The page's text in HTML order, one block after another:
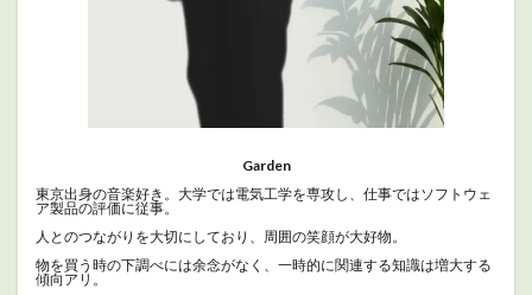
Garden
東京出身の音楽好き。大学では電気工学を専攻し、仕事ではソフトウェ
ア製品の評価に従事。
人とのつながりを大切にしており、周囲の笑顔が大好物。
物を買う時の下調べには余念がなく、一時的に関連する知識は増大する
傾向アリ。